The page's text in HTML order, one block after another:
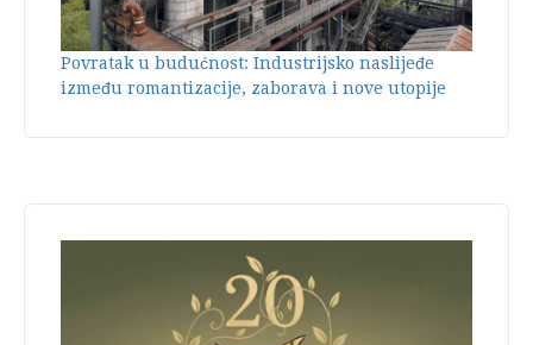
Povratak u budućnost: Industrijsko naslijeđe
između romantizacije, zaborava i nove utopije